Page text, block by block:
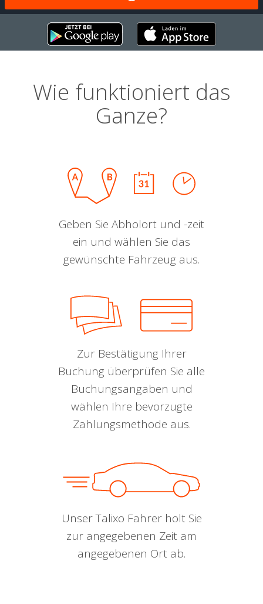
Wie funktioniert das
Ganze?
Geben Sie Abholort und -zeit
ein und wählen Sie das
gewünschte Fahrzeug aus.
Zur Bestätigung Ihrer
Buchung überprüfen Sie alle
Buchungsangaben und
wählen Ihre bevorzugte
Zahlungsmethode aus.
Unser Talixo Fahrer holt Sie
zur angegebenen Zeit am
angegebenen Ort ab.